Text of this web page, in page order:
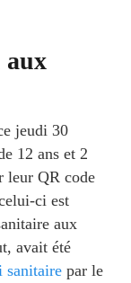
aux
jeudi 30
12 ans et 2
leur QR code
ci est
aux
avait été
sanitaire par le